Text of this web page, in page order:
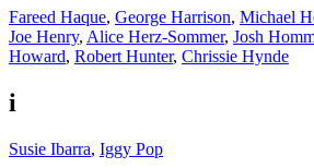
Fareed Haque, George Harrison, Michael
Joe Henry, Alice Herz-Sommer, Josh
Howard, Robert Hunter, Chrissie Hynde
i
Susie Ibarra, Iggy Pop